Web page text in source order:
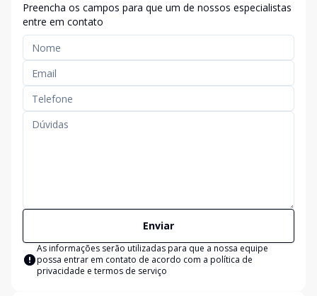
Preencha os campos para que um de nossos especialistas
entre em contato
Enviar
As informações serão utilizadas para que a nossa equipe
possa entrar em contato de acordo com a política de
privacidade e termos de serviço